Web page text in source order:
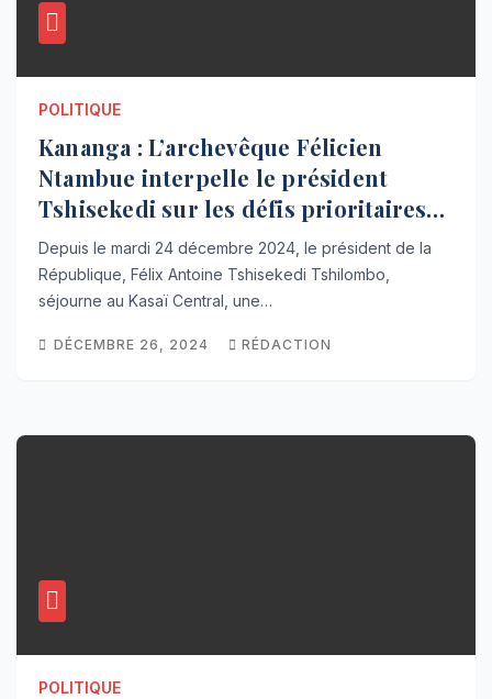
POLITIQUE
Kananga : L’archevêque Félicien
Ntambue interpelle le président
Tshisekedi sur les défis prioritaires
du Kasaï Central
Depuis le mardi 24 décembre 2024, le président de la
République, Félix Antoine Tshisekedi Tshilombo,
séjourne au Kasaï Central, une…
DÉCEMBRE 26, 2024 RÉDACTION
POLITIQUE